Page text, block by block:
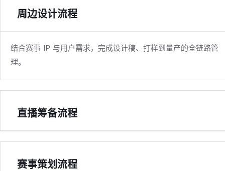
周边设计流程
结合赛事 IP 与用户需求，完成设计稿、打样到量产的全链路管
理。
直播筹备流程
赛事策划流程